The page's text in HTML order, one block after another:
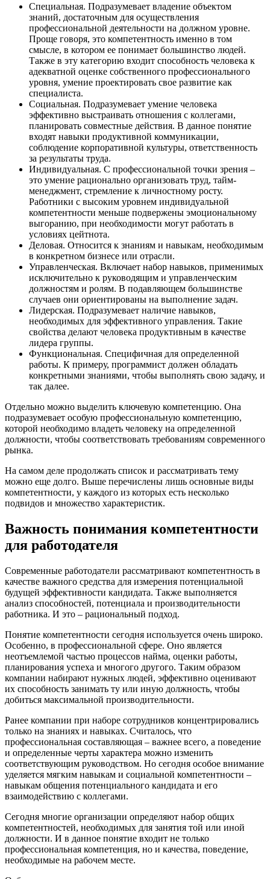
Специальная. Подразумевает владение объектом
знаний, достаточным для осуществления
профессиональной деятельности на должном уровне.
Проще говоря, это компетентность именно в том
смысле, в котором ее понимает большинство людей.
Также в эту категорию входит способность человека к
адекватной оценке собственного профессионального
уровня, умение проектировать свое развитие как
специалиста.
Социальная. Подразумевает умение человека
эффективно выстраивать отношения с коллегами,
планировать совместные действия. В данное понятие
входят навыки продуктивной коммуникации,
соблюдение корпоративной культуры, ответственность
за результаты труда.
Индивидуальная. С профессиональной точки зрения –
это умение рационально организовать труд, тайм-
менеджмент, стремление к личностному росту.
Работники с высоким уровнем индивидуальной
компетентности меньше подвержены эмоциональному
выгоранию, при необходимости могут работать в
условиях цейтнота.
Деловая. Относится к знаниям и навыкам, необходимым
в конкретном бизнесе или отрасли.
Управленческая. Включает набор навыков, применимых
исключительно к руководящим и управленческим
должностям и ролям. В подавляющем большинстве
случаев они ориентированы на выполнение задач.
Лидерская. Подразумевает наличие навыков,
необходимых для эффективного управления. Такие
свойства делают человека продуктивным в качестве
лидера группы.
Функциональная. Специфичная для определенной
работы. К примеру, программист должен обладать
конкретными знаниями, чтобы выполнять свою задачу, и
так далее.
Отдельно можно выделить ключевую компетенцию. Она
подразумевает особую профессиональную компетенцию,
которой необходимо владеть человеку на определенной
должности, чтобы соответствовать требованиям современного
рынка.
На самом деле продолжать список и рассматривать тему
можно еще долго. Выше перечислены лишь основные виды
компетентности, у каждого из которых есть несколько
подвидов и множество характеристик.
Важность понимания компетентности
для работодателя
Современные работодатели рассматривают компетентность в
качестве важного средства для измерения потенциальной
будущей эффективности кандидата. Также выполняется
анализ способностей, потенциала и производительности
работника. И это – рациональный подход.
Понятие компетентности сегодня используется очень широко.
Особенно, в профессиональной сфере. Оно является
неотъемлемой частью процессов найма, оценки работы,
планирования успеха и многого другого. Таким образом
компании набирают нужных людей, эффективно оценивают
их способность занимать ту или иную должность, чтобы
добиться максимальной производительности.
Ранее компании при наборе сотрудников концентрировались
только на знаниях и навыках. Считалось, что
профессиональная составляющая – важнее всего, а поведение
и определенные черты характера можно изменить
соответствующим руководством. Но сегодня особое внимание
уделяется мягким навыкам и социальной компетентности –
навыкам общения потенциального кандидата и его
взаимодействию с коллегами.
Сегодня многие организации определяют набор общих
компетентностей, необходимых для занятия той или иной
должности. И в данное понятие входит не только
профессиональная компетенция, но и качества, поведение,
необходимые на рабочем месте.